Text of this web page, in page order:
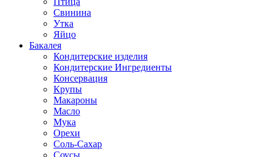
Свинина
Утка
Яйцо
Бакалея
Кондитерские изделия
Кондитерские Ингредиенты
Консервация
Крупы
Макароны
Масло
Мука
Орехи
Соль-Сахар
Соусы